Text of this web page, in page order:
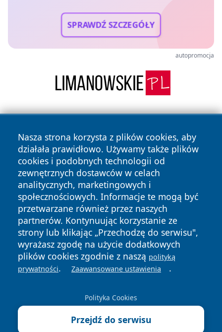
SPRAWDŹ SZCZEGÓŁY
autopromocja
Nasza strona korzysta z plików cookies, aby
działała prawidłowo. Używamy także plików
cookies i podobnych technologii od
zewnętrznych dostawców w celach
analitycznych, marketingowych i
społecznościowych. Informacje te mogą być
przetwarzane również przez naszych
partnerów. Kontynuując korzystanie ze
strony lub klikając „Przechodzę do serwisu",
wyrażasz zgodę na użycie dodatkowych
plików cookies zgodnie z naszą polityką
prywatności. Zaawansowane ustawienia .
Polityka Cookies
Przejdź do serwisu
Copyright © 2026 portalzielonagora.pl Wszystkie prawa
zastrzeżone.
News Autorzy
Polityka
Prywatności
Polityka
Cookies